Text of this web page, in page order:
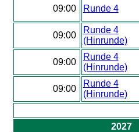
09:00 Runde 4
09:00
Runde 4
(Hinrunde)
09:00
Runde 4
(Hinrunde)
09:00
Runde 4
(Hinrunde)
2027